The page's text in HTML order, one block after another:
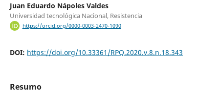
Juan Eduardo Nápoles Valdes
Universidad tecnológica Nacional, Resistencia
https://orcid.org/0000-0003-2470-1090
DOI: https://doi.org/10.33361/RPQ.2020.v.8.n.18.343
Resumo